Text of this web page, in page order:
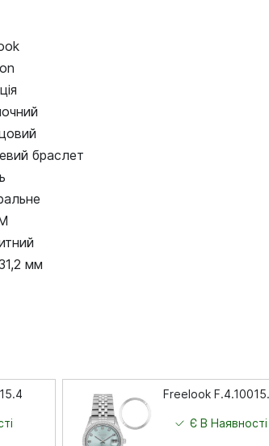
браслет
мм
Freelook
Є В Наявності